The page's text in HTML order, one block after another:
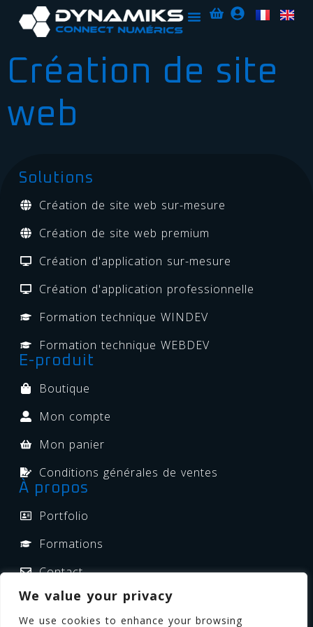
We value your privacy
We use cookies to enhance your browsing
Création de site
web
Solutions
Création de site web sur-mesure
Création de site web premium
Création d'application sur-mesure
Création d'application professionnelle
Formation technique WINDEV
Formation technique WEBDEV
E-produit
Boutique
Mon compte
Mon panier
Conditions générales de ventes
À propos
Portfolio
Formations
Contact
Politique de confidentialité